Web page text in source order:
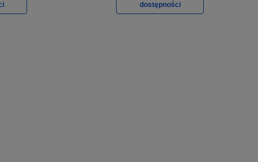
dostępności